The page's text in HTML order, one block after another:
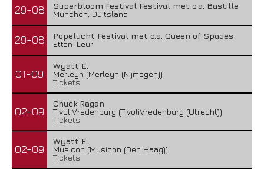
29-08
Superbloom Festival Festival met o.a. Bastille
Munchen, Duitsland
29-08
Popelucht Festival met o.a. Queen of Spades
Etten-Leur
01-09
Wyatt E.
Merleyn (Merleyn (Nijmegen))
Tickets
02-09
Chuck Ragan
TivoliVredenburg (TivoliVredenburg (Utrecht))
Tickets
02-09
Wyatt E.
Musicon (Musicon (Den Haag))
Tickets